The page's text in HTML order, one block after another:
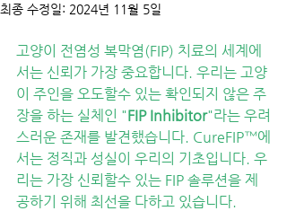
최종 수정일: 2024년 11월 5일
고양이 전염성 복막염(FIP) 치료의 세계에
서는 신뢰가 가장 중요합니다. 우리는 고양
이 주인을 오도할수 있는 확인되지 않은 주
장을 하는 실체인 "FIP Inhibitor"라는 우려
스러운 존재를 발견했습니다. CureFIP™에
서는 정직과 성실이 우리의 기초입니다. 우
리는 가장 신뢰할수 있는 FIP 솔루션을 제
공하기 위해 최선을 다하고 있습니다.